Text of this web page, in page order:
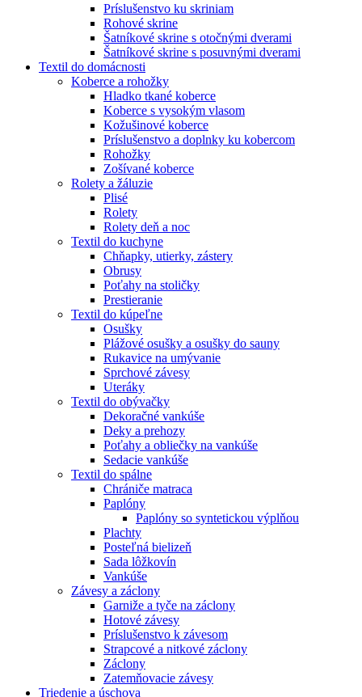
Príslušenstvo ku skriniam
Rohové skrine
Šatníkové skrine s otočnými dverami
Šatníkové skrine s posuvnými dverami
Textil do domácnosti
Koberce a rohožky
Hladko tkané koberce
Koberce s vysokým vlasom
Kožušinové koberce
Príslušenstvo a doplnky ku kobercom
Rohožky
Zošívané koberce
Rolety a žáluzie
Plisé
Rolety
Rolety deň a noc
Textil do kuchyne
Chňapky, utierky, zástery
Obrusy
Poťahy na stoličky
Prestieranie
Textil do kúpeľne
Osušky
Plážové osušky a osušky do sauny
Rukavice na umývanie
Sprchové závesy
Uteráky
Textil do obývačky
Dekoračné vankúše
Deky a prehozy
Poťahy a obliečky na vankúše
Sedacie vankúše
Textil do spálne
Chrániče matraca
Paplóny
Paplóny so syntetickou výplňou
Plachty
Posteľná bielizeň
Sada lôžkovín
Vankúše
Závesy a záclony
Garniže a tyče na záclony
Hotové závesy
Príslušenstvo k závesom
Strapcové a nitkové záclony
Záclony
Zatemňovacie závesy
Triedenie a úschova